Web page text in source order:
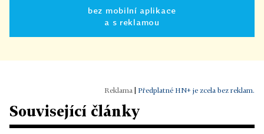
bez mobilní aplikace
a s reklamou
Předplatné HN+ je zcela bez reklam.
Související články